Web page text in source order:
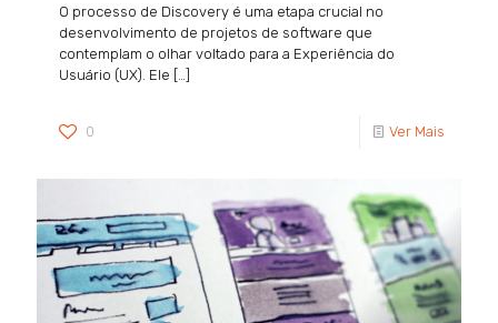
O processo de Discovery é uma etapa crucial no
desenvolvimento de projetos de software que
contemplam o olhar voltado para a Experiência do
Usuário (UX). Ele […]
0 Ver Mais